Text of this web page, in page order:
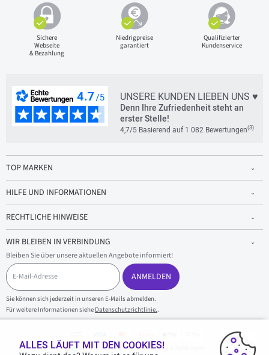
Sichere
Webseite
& Bezahlung
Niedrigpreise
garantiert
Qualifizierter
Kundenservice
UNSERE KUNDEN LIEBEN UNS ♥
Denn Ihre Zufriedenheit steht an
erster Stelle!
4,7/5 Basierend auf 1 082 Bewertungen(3)
TOP MARKEN
HILFE UND INFORMATIONEN
RECHTLICHE HINWEISE
WIR BLEIBEN IN VERBINDUNG
Bleiben Sie über unsere aktuellen Angebote informiert!
E
-
M
a
i
l
ANMELDEN
Sie können sich jederzeit in unseren E-Mails abmelden.
Für weitere Informationen siehe Datenschutzrichtlinie..
100 % sicherer Einkauf und sichere Zahlungen
ALLES LÄUFT MIT DEN COOKIES!